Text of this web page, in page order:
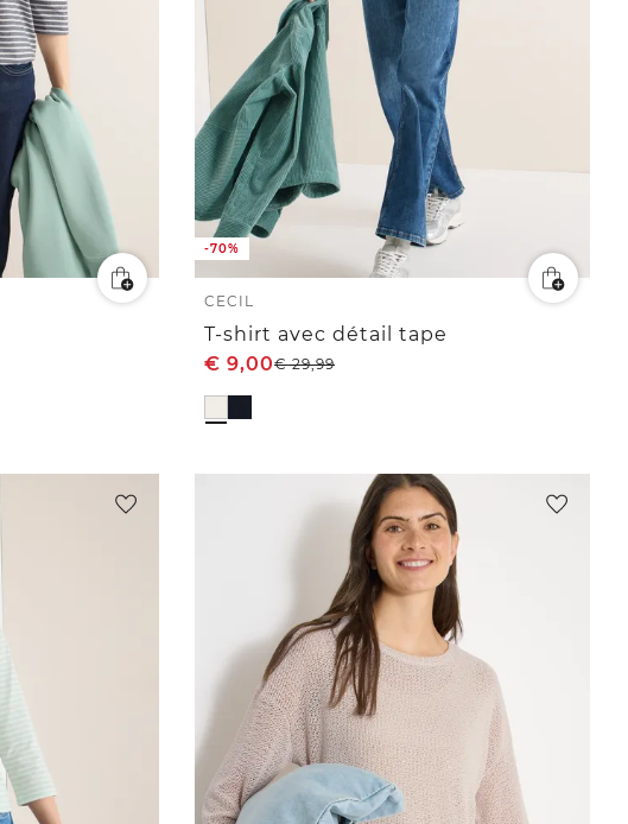
-70%
CECIL
T-shirt avec détail tape
€ 9,00€29,99